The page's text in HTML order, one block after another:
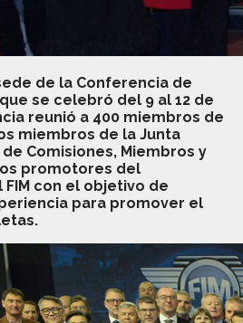
de la Conferencia de
se celebró del 9 al 12 de
reunió a 400 miembros de
miembros de la Junta
Comisiones, Miembros y
promotores del
con el objetivo de
para promover el